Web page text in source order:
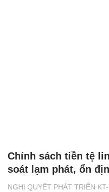
NGHỊ QUYẾT PHÁT TRIỂN
Chính sách tiền tệ
soát lạm phát, ổn